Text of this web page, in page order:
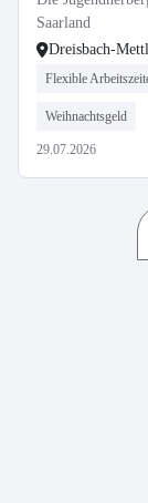
Saarland
Dreisbach-
Flexible
Weihnachtsgeld
29.07.2026